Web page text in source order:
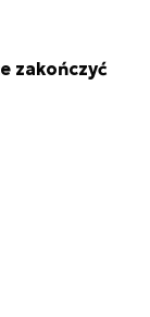
zakończyć